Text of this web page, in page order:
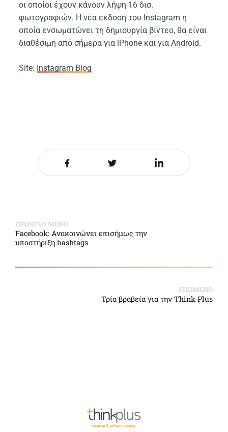
οι οποίοι έχουν κάνουν λήψη 16 δισ.
φωτογραφιών. Η νέα έκδοση του Instagram η
οποία ενσωματώνει τη δημιουργία βίντεο, θα είναι
διαθέσιμη από σήμερα για iPhone και για Android.
Site: Instagram Blog
Share it on FacebookShare it on TwitterShare it on LinkedIn
ΠΡΟΗΓΟΥΜΕΝΟ
Facebook: Ανακοινώνει επισήμως την
υποστήριξη hashtags
ΕΠΟΜΕΝΟ
Τρία βραβεία για την Think Plus